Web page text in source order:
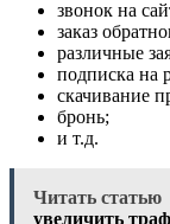
звонок на
заказ
различные
подписка на
скачивание
бронь;
и т.д.
Читать статью
увеличить